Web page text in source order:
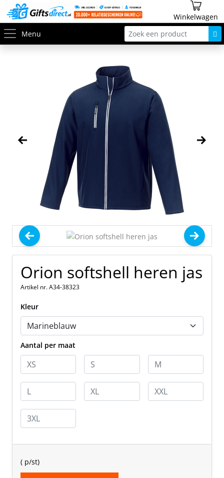
Winkelwagen
Menu
Orion softshell heren jas
Artikel nr. A34-38323
Kleur
Aantal per maat
( p/st)